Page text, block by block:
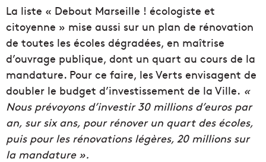
La liste « Debout Marseille ! écologiste et
citoyenne » mise aussi sur un plan de rénovation
de toutes les écoles dégradées, en maîtrise
d’ouvrage publique, dont un quart au cours de la
mandature. Pour ce faire, les Verts envisagent de
doubler le budget d’investissement de la Ville. «
Nous prévoyonsd’investir 30 millions d’euros par
an, sur six ans, pour rénover un quart des écoles,
puis pour les rénovations légères, 20 millions sur
la mandature ».